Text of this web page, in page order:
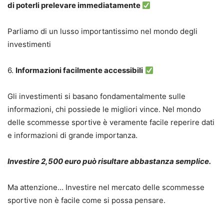
di poterli prelevare immediatamente
Parliamo di un lusso importantissimo nel mondo degli
investimenti
6. Informazioni facilmente accessibili
Gli investimenti si basano fondamentalmente sulle
informazioni, chi possiede le migliori vince. Nel mondo
delle scommesse sportive è veramente facile reperire dati
e informazioni di grande importanza.
Investire 2,500 euro può risultare abbastanza semplice.
Ma attenzione… Investire nel mercato delle scommesse
sportive non è facile come si possa pensare.